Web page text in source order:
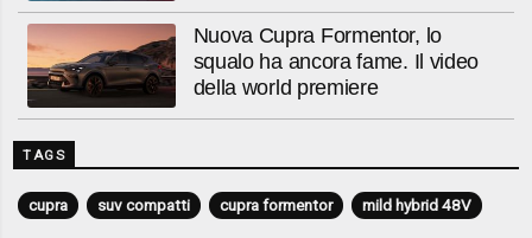
Nuova Cupra Formentor, lo
squalo ha ancora fame. Il video
della world premiere
TAGS
cupra suv compatti cupra formentor mild hybrid 48V